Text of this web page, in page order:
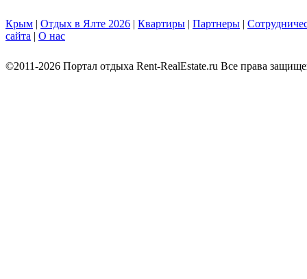
Крым | Отдых в Ялте 2026 | Квартиры | Партнеры |
сайта | О нас
©2011-2026 Портал отдыха Rent-RealEstate.ru Все права